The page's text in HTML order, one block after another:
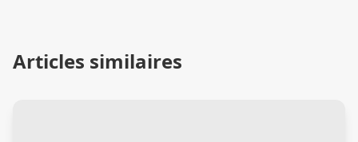
Articles similaires